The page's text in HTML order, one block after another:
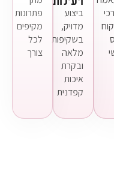
ביצוע
מדויק,
בשקיפות
מלאה
ובקרת
איכות
קפדנית
פתרונות
מקיפים
לכל
צורך